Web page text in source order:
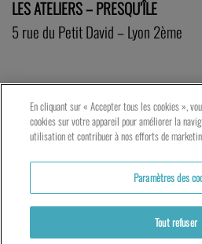
LES ATELIERS – PRESQU’ÎLE
5 rue du Petit David – Lyon 2ème
En cliquant sur « Accepter tous les cookies »,
cookies sur votre appareil pour améliorer la
utilisation et contribuer à nos efforts de
Paramètres des
Tout refuser